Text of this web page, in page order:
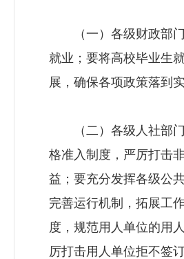
（一）各级财政部门
就业；要将高校毕业生
展，确保各项政策落到实
（二）各级人社部门
格准入制度，严厉打击
益；要充分发挥各级公
完善运行机制，拓展工
度，规范用人单位的用
厉打击用人单位拒不签